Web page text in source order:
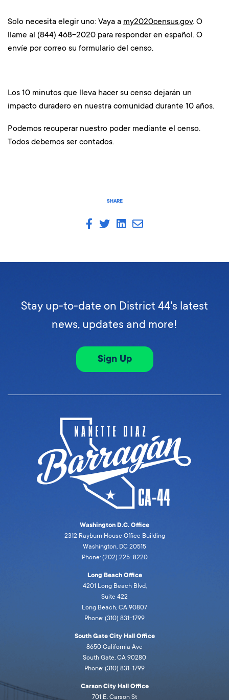
SHARE
Solo necesita elegir uno: Vaya a my2020census.gov. O
llame al (844) 468-2020 para responder en español. O
envíe por correo su formulario del censo.
Los 10 minutos que lleva hacer su censo dejarán un
impacto duradero en nuestra comunidad durante 10 años.
Podemos recuperar nuestro poder mediante el censo.
Todos debemos ser contados.
Stay up-to-date on District 44's latest
news, updates and more!
Sign Up
Washington D.C. Office
2312 Rayburn House Office Building
Washington, DC 20515
Phone: (202) 225-8220
Long Beach Office
4201 Long Beach Blvd,
Suite 422
Long Beach, CA 90807
Phone: (310) 831-1799
South Gate City Hall Office
8650 California Ave
South Gate, CA 90280
Phone: (310) 831-1799
Carson City Hall Office
701 E. Carson St